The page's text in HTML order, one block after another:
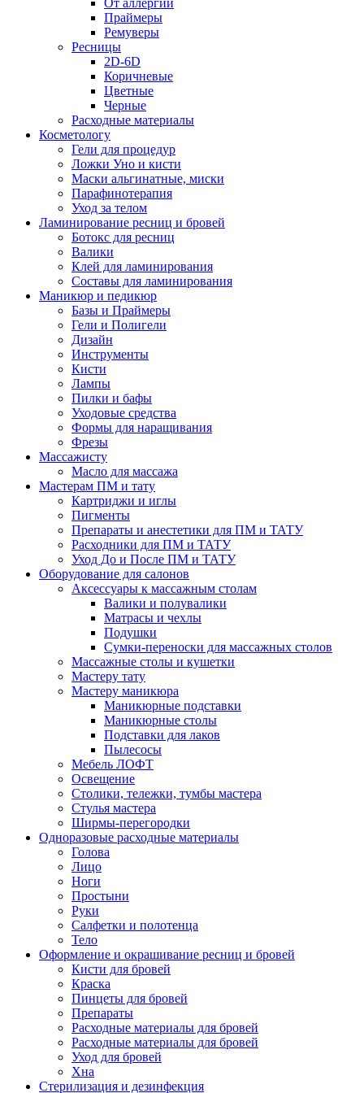
От аллергии
Праймеры
Ремуверы
Ресницы
2D-6D
Коричневые
Цветные
Черные
Расходные материалы
Косметологу
Гели для процедур
Ложки Уно и кисти
Маски альгинатные, миски
Парафинотерапия
Уход за телом
Ламинирование ресниц и бровей
Ботокс для ресниц
Валики
Клей для ламинирования
Составы для ламинирования
Маникюр и педикюр
Базы и Праймеры
Гели и Полигели
Дизайн
Инструменты
Кисти
Лампы
Пилки и бафы
Уходовые средства
Формы для наращивания
Фрезы
Массажисту
Масло для массажа
Мастерам ПМ и тату
Картриджи и иглы
Пигменты
Препараты и анестетики для ПМ и ТАТУ
Расходники для ПМ и ТАТУ
Уход До и После ПМ и ТАТУ
Оборудование для салонов
Аксессуары к массажным столам
Валики и полувалики
Матрасы и чехлы
Подушки
Сумки-переноски для массажных столов
Массажные столы и кушетки
Мастеру тату
Мастеру маникюра
Маникюрные подставки
Маникюрные столы
Подставки для лаков
Пылесосы
Мебель ЛОФТ
Освещение
Столики, тележки, тумбы мастера
Стулья мастера
Ширмы-перегородки
Одноразовые расходные материалы
Голова
Лицо
Ноги
Простыни
Руки
Салфетки и полотенца
Тело
Оформление и окрашивание ресниц и бровей
Кисти для бровей
Краска
Пинцеты для бровей
Препараты
Расходные материалы для бровей
Расходные материалы для бровей
Уход для бровей
Хна
Стерилизация и дезинфекция